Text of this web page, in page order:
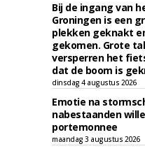
Bij de ingang van
Groningen is een
plekken geknakt
gekomen. Grote
versperren het
dat de boom is
dinsdag 4 augustus 2026
Emotie na
nabestaanden
portemonnee
maandag 3 augustus 2026